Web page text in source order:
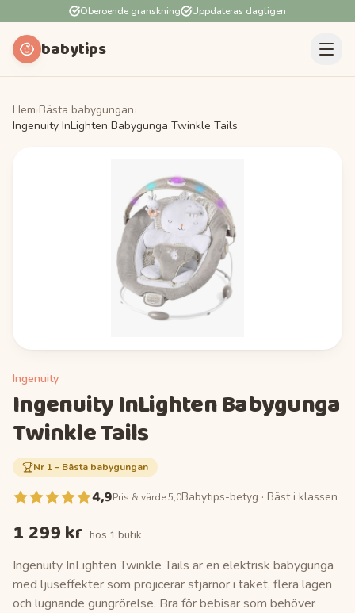
Oberoende granskning Uppdateras dagligen
babytips
Hem Bästa babygungan
Ingenuity InLighten Babygunga Twinkle Tails
Ingenuity
Ingenuity InLighten Babygunga
Twinkle Tails
Nr 1– Bästa babygungan
4,9Pris & värde 5,0Babytips-betyg · Bäst i klassen
1 299 kr hos 1 butik
Ingenuity InLighten Twinkle Tails är en elektrisk babygunga
med ljuseffekter som projicerar stjärnor i taket, flera lägen
och lugnande gungrörelse. Bra för bebisar som behöver